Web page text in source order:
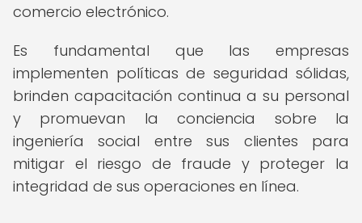
comercio electrónico.
Es fundamental que las empresas
implementen políticas de seguridad sólidas,
brinden capacitación continua a su personal
y promuevan la conciencia sobre la
ingeniería social entre sus clientes para
mitigar el riesgo de fraude y proteger la
integridad de sus operaciones en línea.